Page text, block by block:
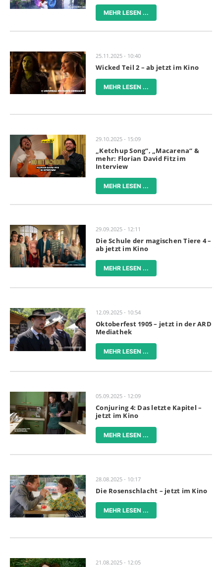
MEHR LESEN ...
25.11.2025 - 10:40
Wicked Teil 2 – ab jetzt im Kino
MEHR LESEN ...
29.10.2025 - 15:09
„Ketchup Song“, „Macarena“ &
mehr: Florian David Fitz im
Interview
MEHR LESEN ...
29.09.2025 - 12:11
Die Schule der magischen Tiere 4 –
ab jetzt im Kino
MEHR LESEN ...
12.09.2025 - 10:54
Oktoberfest 1905 – jetzt in der ARD
Mediathek
MEHR LESEN ...
05.09.2025 - 12:09
Conjuring 4: Das letzte Kapitel –
jetzt im Kino
MEHR LESEN ...
28.08.2025 - 10:17
Die Rosenschlacht – jetzt im Kino
MEHR LESEN ...
21.08.2025 - 12:05